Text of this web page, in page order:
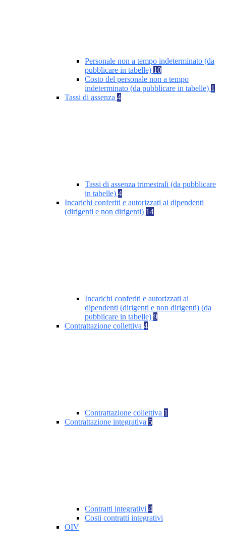
Personale non a tempo indeterminato (da
pubblicare in tabelle) 10
Costo del personale non a tempo
indeterminato (da pubblicare in tabelle) 1
Tassi di assenza 4
Tassi di assenza trimestrali (da pubblicare
in tabelle) 4
Incarichi conferiti e autorizzati ai dipendenti
(dirigenti e non dirigenti) 14
Incarichi conferiti e autorizzati ai
dipendenti (dirigenti e non dirigenti) (da
pubblicare in tabelle) 9
Contrattazione collettiva 4
Contrattazione collettiva 1
Contrattazione integrativa 5
Contratti integrativi 4
Costi contratti integrativi
OIV